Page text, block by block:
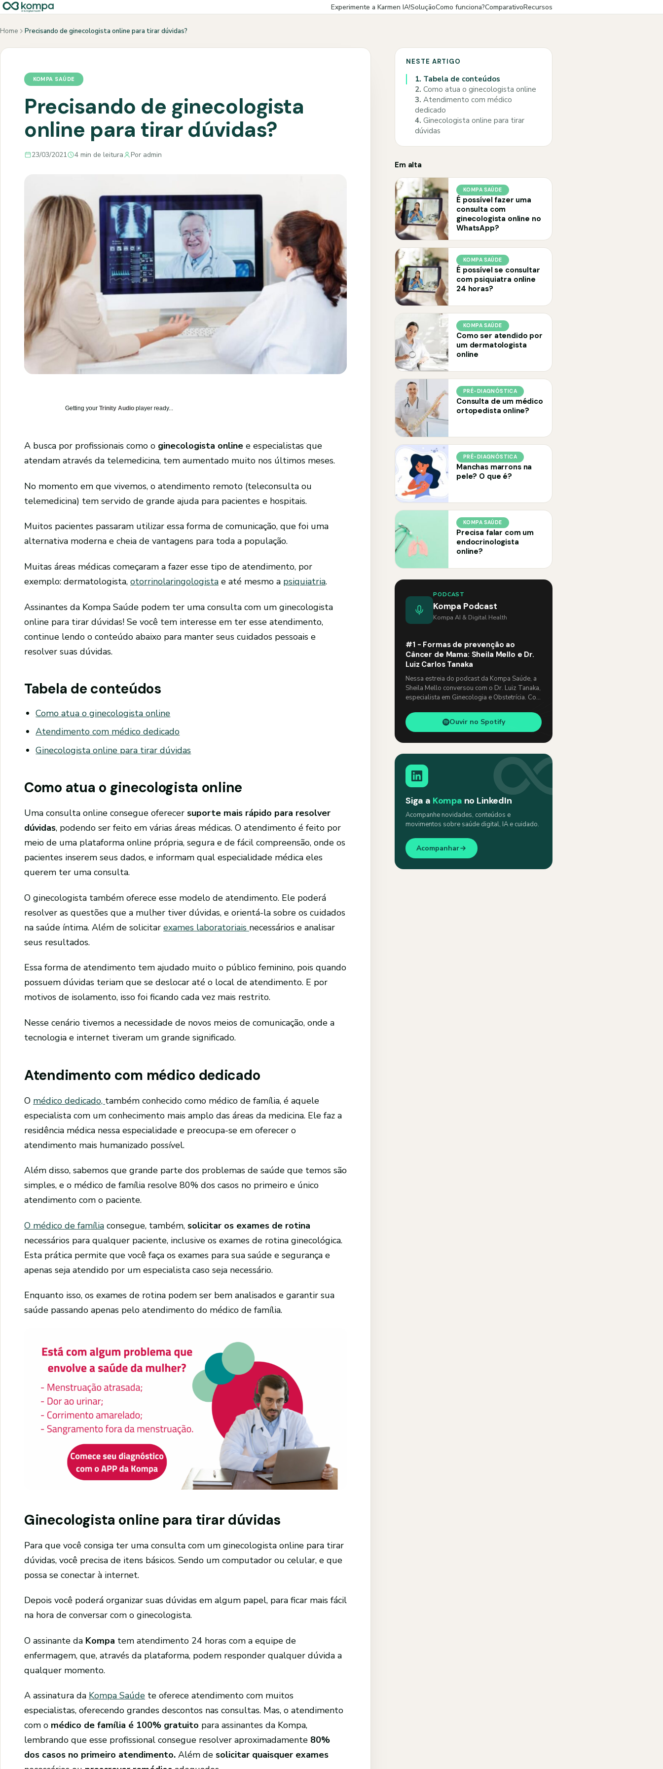
Experimente a Karmen IA!SoluçãoComo funciona?ComparativoRecursos
Home Precisando de ginecologista online para tirar dúvidas?
KOMPA SAÚDE
Precisando de ginecologista
online para tirar dúvidas?
23/03/2021 4 min de leitura Por admin
Getting your Trinity Audio player ready...
A busca por profissionais como o ginecologista online e especialistas que
atendam através da telemedicina, tem aumentado muito nos últimos meses.
No momento em que vivemos, o atendimento remoto (teleconsulta ou
telemedicina) tem servido de grande ajuda para pacientes e hospitais.
Muitos pacientes passaram utilizar essa forma de comunicação, que foi uma
alternativa moderna e cheia de vantagens para toda a população.
Muitas áreas médicas começaram a fazer esse tipo de atendimento, por
exemplo: dermatologista, otorrinolaringologista e até mesmo a psiquiatria.
Assinantes da Kompa Saúde podem ter uma consulta com um ginecologista
online para tirar dúvidas! Se você tem interesse em ter esse atendimento,
continue lendo o conteúdo abaixo para manter seus cuidados pessoais e
resolver suas dúvidas.
Tabela de conteúdos
Como atua o ginecologista online
Atendimento com médico dedicado
Ginecologista online para tirar dúvidas
Como atua o ginecologista online
Uma consulta online consegue oferecer suporte mais rápido para resolver
dúvidas, podendo ser feito em várias áreas médicas. O atendimento é feito por
meio de uma plataforma online própria, segura e de fácil compreensão, onde os
pacientes inserem seus dados, e informam qual especialidade médica eles
querem ter uma consulta.
O ginecologista também oferece esse modelo de atendimento. Ele poderá
resolver as questões que a mulher tiver dúvidas, e orientá-la sobre os cuidados
na saúde íntima. Além de solicitar exames laboratoriais necessários e analisar
seus resultados.
Essa forma de atendimento tem ajudado muito o público feminino, pois quando
possuem dúvidas teriam que se deslocar até o local de atendimento. E por
motivos de isolamento, isso foi ficando cada vez mais restrito.
Nesse cenário tivemos a necessidade de novos meios de comunicação, onde a
tecnologia e internet tiveram um grande significado.
Atendimento com médico dedicado
O médico dedicado, também conhecido como médico de família, é aquele
especialista com um conhecimento mais amplo das áreas da medicina. Ele faz a
residência médica nessa especialidade e preocupa-se em oferecer o
atendimento mais humanizado possível.
Além disso, sabemos que grande parte dos problemas de saúde que temos são
simples, e o médico de família resolve 80% dos casos no primeiro e único
atendimento com o paciente.
O médico de família consegue, também, solicitar os exames de rotina
necessários para qualquer paciente, inclusive os exames de rotina ginecológica.
Esta prática permite que você faça os exames para sua saúde e segurança e
apenas seja atendido por um especialista caso seja necessário.
Enquanto isso, os exames de rotina podem ser bem analisados e garantir sua
saúde passando apenas pelo atendimento do médico de família.
Ginecologista online para tirar dúvidas
Para que você consiga ter uma consulta com um ginecologista online para tirar
dúvidas, você precisa de itens básicos. Sendo um computador ou celular, e que
possa se conectar à internet.
Depois você poderá organizar suas dúvidas em algum papel, para ficar mais fácil
na hora de conversar com o ginecologista.
O assinante da Kompa tem atendimento 24 horas com a equipe de
enfermagem, que, através da plataforma, podem responder qualquer dúvida a
qualquer momento.
A assinatura da Kompa Saúde te oferece atendimento com muitos
especialistas, oferecendo grandes descontos nas consultas. Mas, o atendimento
com o médico de família é 100% gratuito para assinantes da Kompa,
lembrando que esse profissional consegue resolver aproximadamente 80%
dos casos no primeiro atendimento. Além de solicitar quaisquer exames
NESTE ARTIGO
1. Tabela de conteúdos
2. Como atua o ginecologista online
3. Atendimento com médico
dedicado
4. Ginecologista online para tirar
dúvidas
Em alta
KOMPA SAÚDE
É possível fazer uma
consulta com
ginecologista online no
WhatsApp?
KOMPA SAÚDE
É possível se consultar
com psiquiatra online
24 horas?
KOMPA SAÚDE
Como ser atendido por
um dermatologista
online
PRÉ-DIAGNÓSTICA
Consulta de um médico
ortopedista online?
PRÉ-DIAGNÓSTICA
Manchas marrons na
pele? O que é?
KOMPA SAÚDE
Precisa falar com um
endocrinologista
online?
PODCAST
Kompa Podcast
Kompa AI & Digital Health
#1 - Formas de prevenção ao
Câncer de Mama: Sheila Mello e Dr.
Luiz Carlos Tanaka
Nessa estreia do podcast da Kompa Saúde, a
Sheila Mello conversou com o Dr. Luiz Tanaka,
especialista em Ginecologia e Obstetrícia. Com
Ouvir no Spotify
Siga a Kompa no LinkedIn
Acompanhe novidades, conteúdos e
movimentos sobre saúde digital, IA e cuidado.
Acompanhar